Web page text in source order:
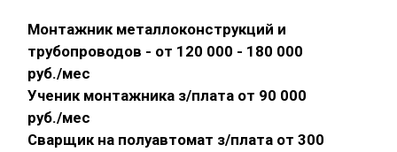
Монтажник металлоконструкций и
трубопроводов - от 120 000 - 180 000
руб./мес
Ученик монтажника з/плата от 90 000
руб./мес
Сварщик на полуавтомат з/плата от 300